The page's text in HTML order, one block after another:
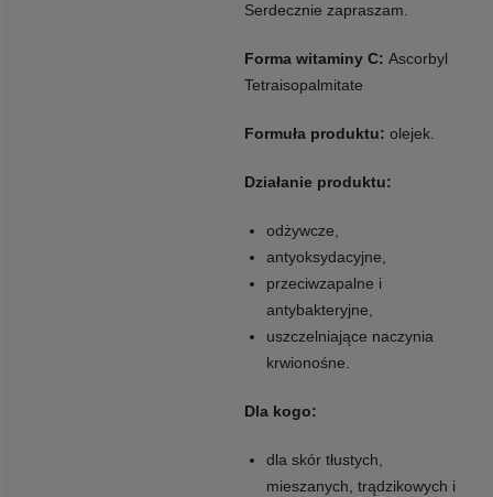
Serdecznie zapraszam.
Forma witaminy C: Ascorbyl
Tetraisopalmitate
Formuła produktu: olejek.
Działanie produktu:
odżywcze,
antyoksydacyjne,
przeciwzapalne i
antybakteryjne,
uszczelniające naczynia
krwionośne.
Dla kogo:
dla skór tłustych,
mieszanych, trądzikowych i